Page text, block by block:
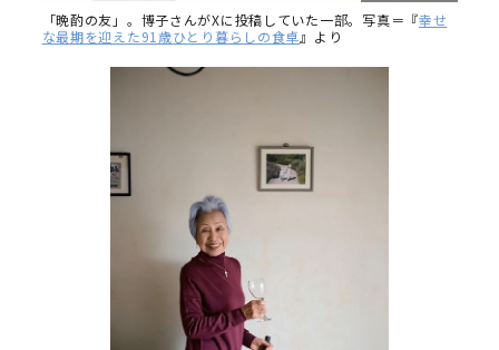
「晩酌の友」。博子さんがXに投稿していた一部。写真＝『幸せ
な最期を迎えた91歳ひとり暮らしの食卓』より